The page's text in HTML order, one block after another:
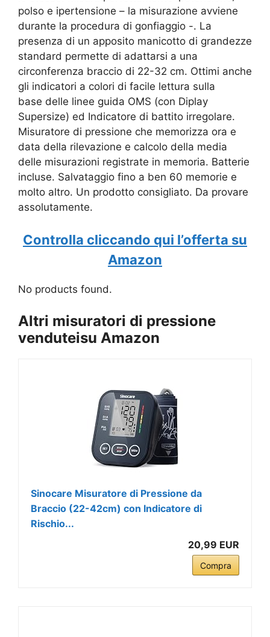
polso e ipertensione – la misurazione avviene
durante la procedura di gonfiaggio -. La
presenza di un apposito manicotto di grandezze
standard permette di adattarsi a una
circonferenza braccio di 22-32 cm. Ottimi anche
gli indicatori a colori di facile lettura sulla
base delle linee guida OMS (con Diplay
Supersize) ed Indicatore di battito irregolare.
Misuratore di pressione che memorizza ora e
data della rilevazione e calcolo della media
delle misurazioni registrate in memoria. Batterie
incluse. Salvataggio fino a ben 60 memorie e
molto altro. Un prodotto consigliato. Da provare
assolutamente.
Controlla cliccando qui l’offerta su
Amazon
No products found.
Altri misuratori di pressione
venduteisu Amazon
Sinocare Misuratore di Pressione da
Braccio (22-42cm) con Indicatore di
Rischio...
20,99 EUR
Compra